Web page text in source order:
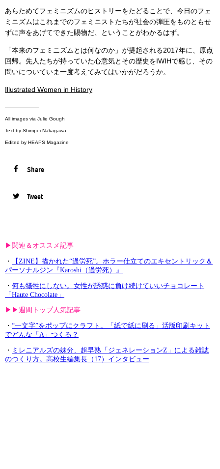
あらためてフェミニズムのヒストリーをたどることで、今日のフェ
ミニズムはこれまでのフェミニストたちが社会の弾圧をものともせ
ずに声をあげてできた賜物だ、ということがわかるはず。
「本来のフェミニズムとは何なのか」が提起される2017年に、原点
回帰。先人たちが持っていた心意気とその歴史をIWIHで感じ、その
問いについていま一度考えてみてはいかがだろうか。
Illustrated Women in History
—————
All images via Julie Gough
Text by Shimpei Nakagawa
Edited by HEAPS Magazine
Share
Tweet
▶︎関連＆オススメ記事
・
【ZINE】描かれた“過労死”。ホラー仕立てのエキセントリック＆
パーソナルジン『Karoshi（過労死）』
・ 何も犠牲にしない。女性が誘惑に負け続けていいチョコレート
「Haute Chocolate」
▶︎▶︎週間トップ人気記事
・ “一文字”をポップにクラフト。「紙で紙に刷る」活版印刷キット
でどんな「A」つくる？
・ ミレニアルズの妹分、超早熟「ジェネレーションZ」による雑誌
のつくり方。高校生編集長（17）インタビュー